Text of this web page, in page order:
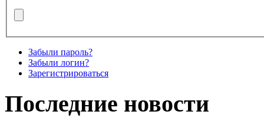
Забыли пароль?
Забыли логин?
Зарегистрироваться
Последние новости